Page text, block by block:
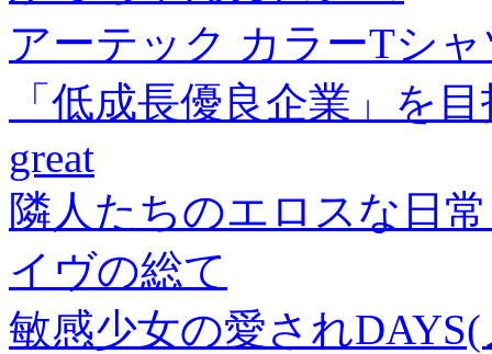
アーテック カラーTシ
「低成長優良企業」を
great
隣人たちのエロスな日
イヴの総て
敏感少女の愛され